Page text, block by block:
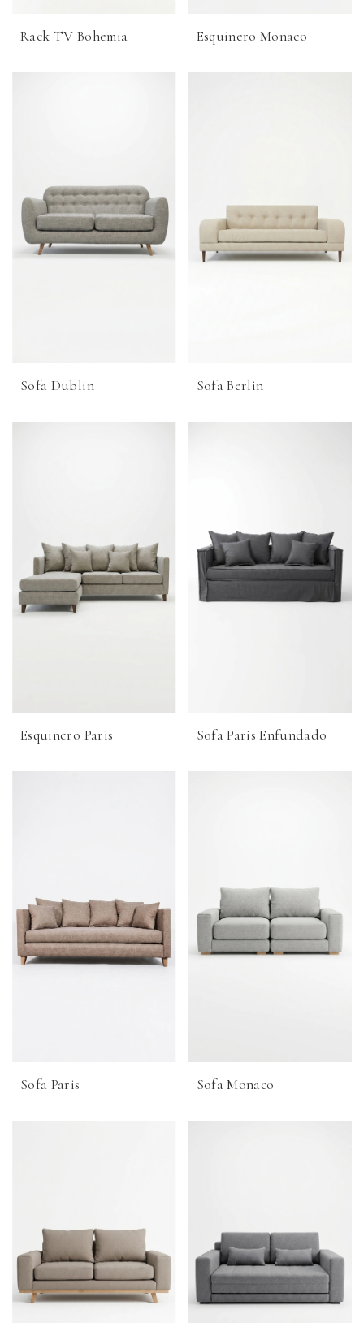
Rack TV Bohemia Esquinero Monaco
Sofa Dublin Sofa Berlin
Esquinero Paris Sofa Paris Enfundado
Sofa Paris Sofa Monaco